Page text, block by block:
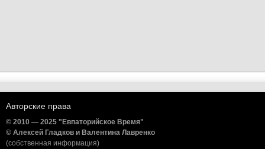
Авторские права
© 2010 — 2025 "Евпаторийское Время"
© Алексей Гладков и Валентина Лавренко
(собственная информация)